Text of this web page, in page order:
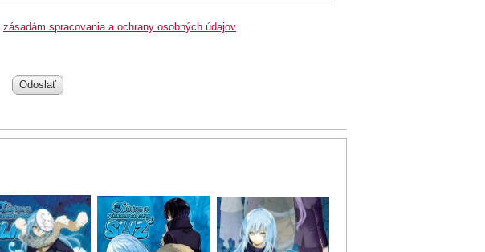
zásadám spracovania a ochrany osobných údajov
Odoslať